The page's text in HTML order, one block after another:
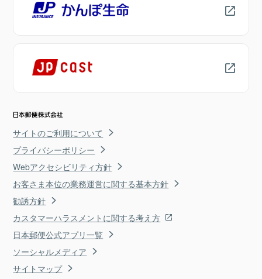
サイトのご利用について
プライバシーポリシー
Webアクセシビリティ方針
お客さま本位の業務運営に関する基本方針
勧誘方針
カスタマーハラスメントに関する考え方
日本郵便公式アプリ一覧
ソーシャルメディア
サイトマップ